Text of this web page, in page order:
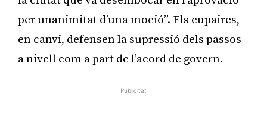
per unanimitat d’una moció”. Els cupaires,
en canvi, defensen la supressió dels passos
a nivell com a part de l’acord de govern.
Publicitat